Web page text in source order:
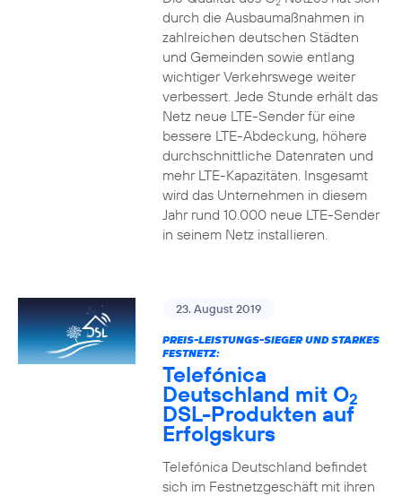
durch die Ausbaumaßnahmen in
zahlreichen deutschen Städten
und Gemeinden sowie entlang
wichtiger Verkehrswege weiter
verbessert. Jede Stunde erhält das
Netz neue LTE-Sender für eine
bessere LTE-Abdeckung, höhere
durchschnittliche Datenraten und
mehr LTE-Kapazitäten. Insgesamt
wird das Unternehmen in diesem
Jahr rund 10.000 neue LTE-Sender
in seinem Netz installieren.
23. August 2019
PREIS-LEISTUNGS-SIEGER UND STARKES
FESTNETZ:
Telefónica
Deutschland mit O2
DSL-Produkten auf
Erfolgskurs
Telefónica Deutschland befindet
sich im Festnetzgeschäft mit ihren